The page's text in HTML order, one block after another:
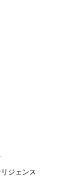
ジェンス